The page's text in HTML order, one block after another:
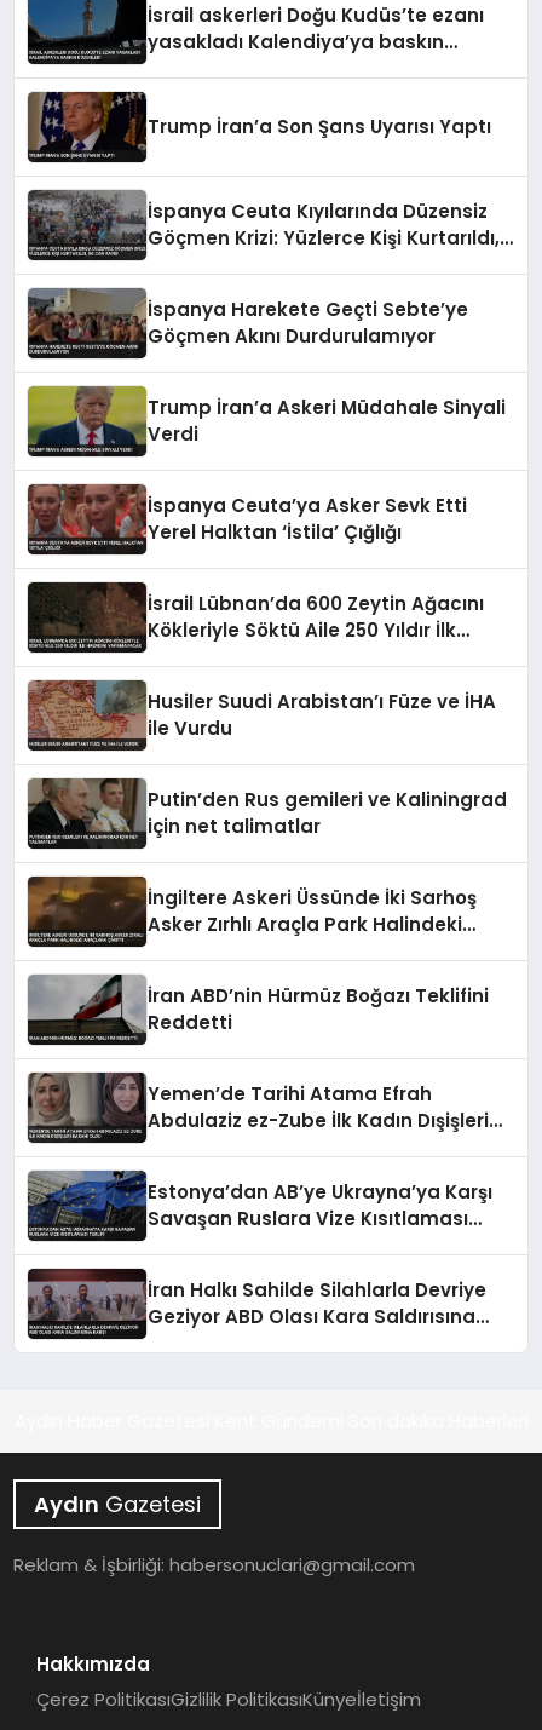
İsrail askerleri Doğu Kudüs’te ezanı
yasakladı Kalendiya’ya baskın
Trump İran’a Son Şans Uyarısı Yaptı
İspanya Ceuta Kıyılarında Düzensiz
Göçmen Krizi: Yüzlerce Kişi Kurtarıldı,
İspanya Harekete Geçti Sebte’ye
Göçmen Akını Durdurulamıyor
Trump İran’a Askeri Müdahale Sinyali
Verdi
İspanya Ceuta’ya Asker Sevk Etti
Yerel Halktan ‘İstila’ Çığlığı
İsrail Lübnan’da 600 Zeytin Ağacını
Kökleriyle Söktü Aile 250 Yıldır İlk
Husiler Suudi Arabistan’ı Füze ve İHA
ile Vurdu
Putin’den Rus gemileri ve Kaliningrad
için net talimatlar
İngiltere Askeri Üssünde İki Sarhoş
Asker Zırhlı Araçla Park Halindeki
İran ABD’nin Hürmüz Boğazı Teklifini
Reddetti
Yemen’de Tarihi Atama Efrah
Abdulaziz ez-Zube İlk Kadın Dışişleri
Estonya’dan AB’ye Ukrayna’ya Karşı
Savaşan Ruslara Vize Kısıtlaması
İran Halkı Sahilde Silahlarla Devriye
Geziyor ABD Olası Kara Saldırısına
Aydın Gazetesi
Reklam & İşbirliği:habersonuclari@gmail.com
Hakkımızda
Çerez PolitikasıGizlilik PolitikasıKünyeİletişim